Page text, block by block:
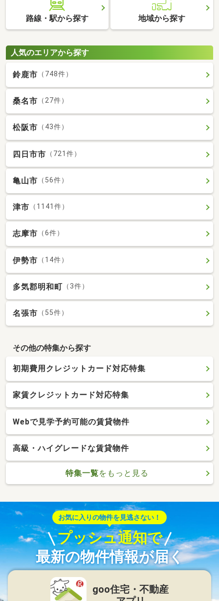
路線・駅から探す 地域から探す
人気のエリアから探す
鈴鹿市 （748件）
桑名市 （27件）
松阪市 （43件）
四日市市 （721件）
亀山市 （56件）
津市 （1141件）
志摩市 （6件）
伊勢市 （14件）
多気郡明和町 （3件）
名張市 （55件）
その他の特集から探す
初期費用クレジットカード対応特集
家賃クレジットカード対応特集
Webで見学予約可能の賃貸物件
高級・ハイグレードな賃貸物件
特集一覧をもっと見る
お気に入りの物件を見逃さない！
プッシュ通知で
最新の物件情報が届く
goo住宅・不動産